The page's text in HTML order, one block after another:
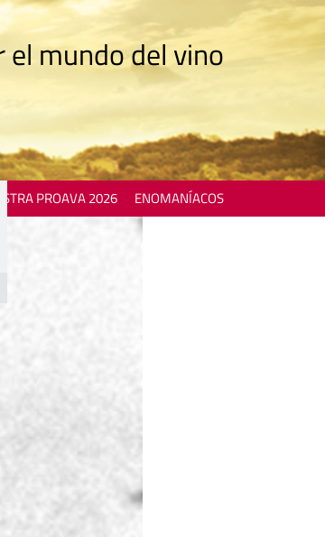
mundo del vino
PROAVA 2026 ENOMANÍACOS